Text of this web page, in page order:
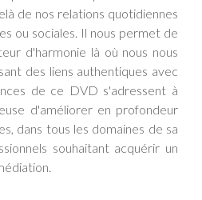
de nos relations quotidiennes
ou sociales. Il nous permet de
d'harmonie là où nous nous
des liens authentiques avec
de ce DVD s'adressent à
d'améliorer en profondeur
dans tous les domaines de sa
souhaitant acquérir un